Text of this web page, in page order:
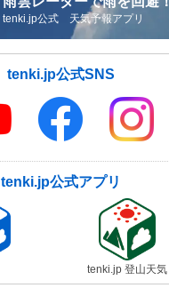
tenki.jp公式 天気予報アプリ
tenki.jp公式SNS
tenki.jp公式アプリ
tenki.jp 登山天気